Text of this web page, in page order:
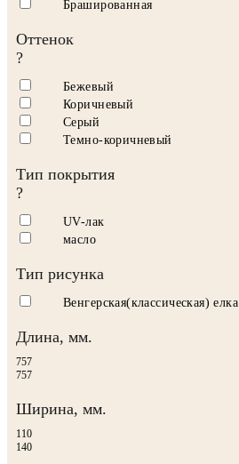
Брашированная
Оттенок
?
Бежевый
Коричневый
Серый
Темно-коричневый
Тип покрытия
?
UV-лак
масло
Тип рисунка
Венгерская(классическая) елка
Длина, мм.
757
757
Ширина, мм.
110
140